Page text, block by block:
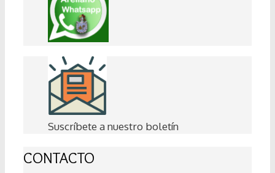
Suscríbete a nuestro boletín
CONTACTO